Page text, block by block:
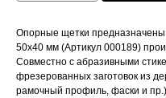
Опорные щетки
50х40 мм (Артикул 000189)
Совместно с абразивными
фрезерованных заготовок из
рамочный профиль, фаски и